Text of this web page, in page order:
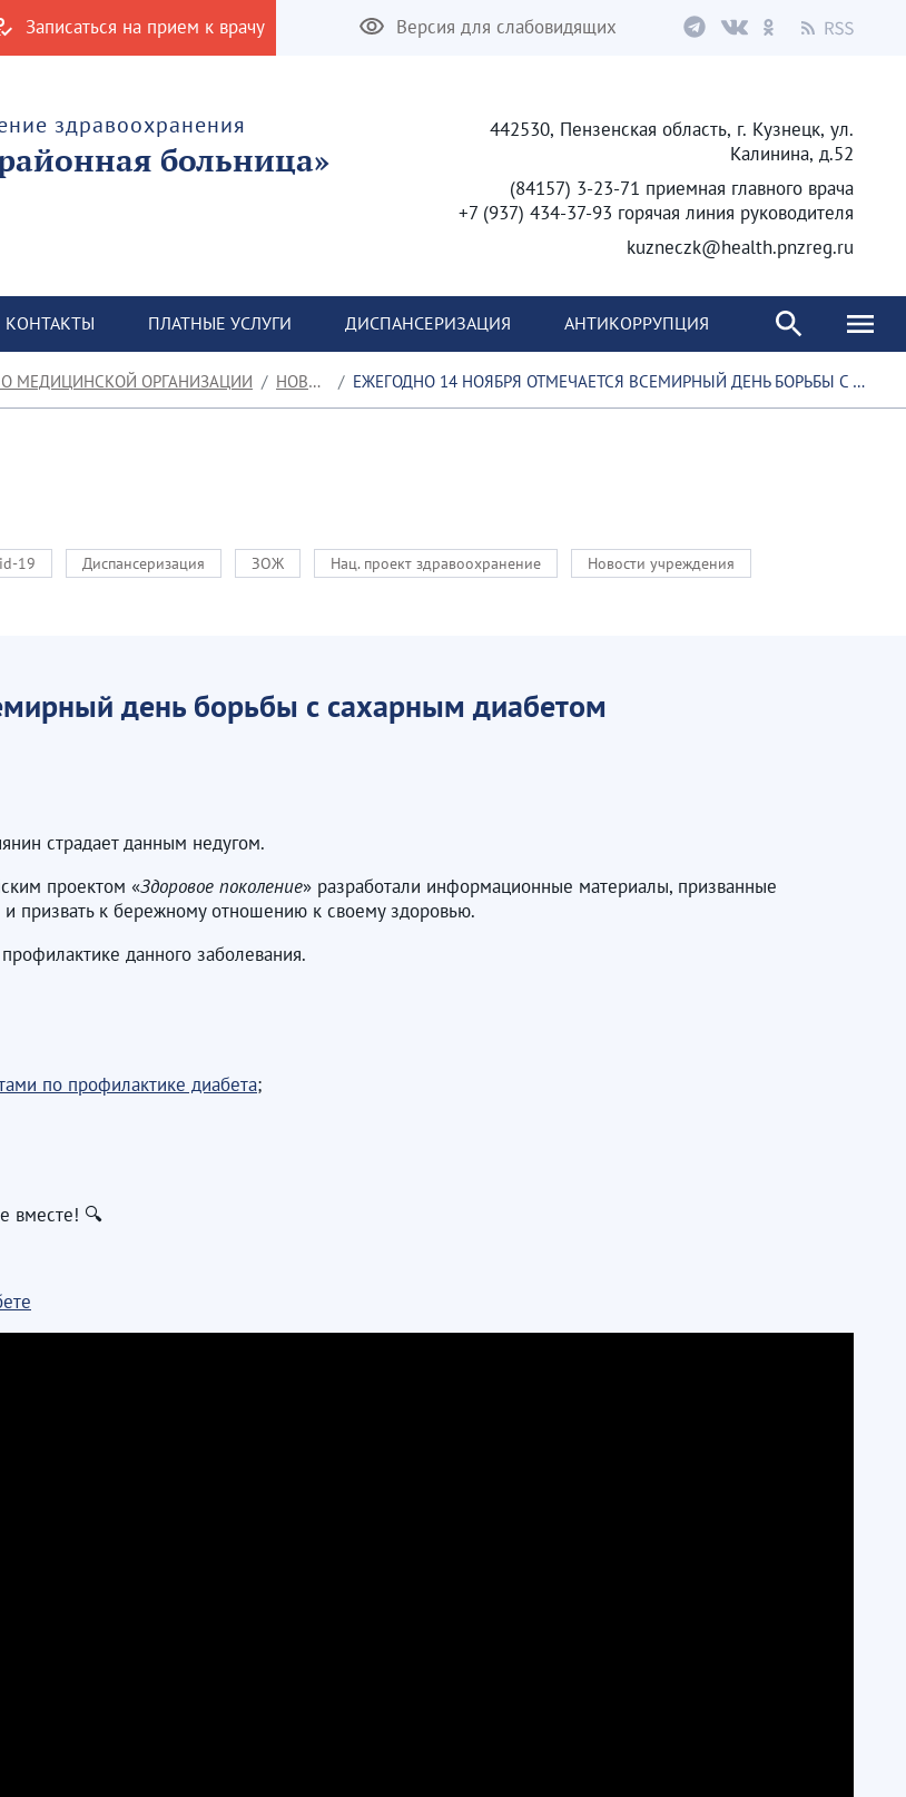
Записаться на прием к врачу Версия для слабовидящих
здравоохранения
больница»
442530, Пензенская область, г. Кузнецк, ул.
Калинина, д.52
(84157) 3-23-71 приемная главного врача
+7 (937) 434-37-93 горячая линия руководителя
kuzneczk@health.pnzreg.ru
КОНТАКТЫ ПЛАТНЫЕ УСЛУГИ ДИСПАНСЕРИЗАЦИЯ АНТИКОРРУПЦИЯ
МЕДИЦИНСКОЙ ОРГАНИЗАЦИИ НОВОСТИ ЕЖЕГОДНО 14 НОЯБРЯ ОТМЕЧАЕТСЯ ВСЕМИРНЫЙ ДЕНЬ БОРЬБЫ С САХАРНЫМ ДИАБЕТОМ
19 Диспансеризация ЗОЖ Нац. проект здравоохранение
Новости учреждения
день борьбы с сахарным диабетом
страдает данным недугом.
проектом «Здоровое поколение» разработали информационные материалы, призванные
призвать к бережному отношению к своему здоровью.
данного заболевания.
по профилактике диабета;
вместе! 🔍